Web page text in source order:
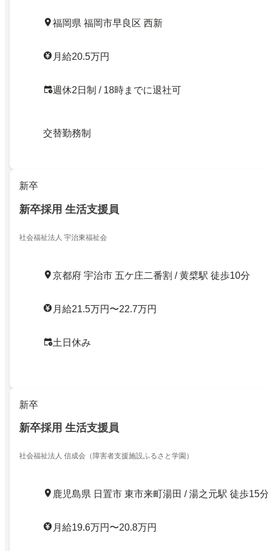
福岡県 福岡市早良区 西新
月給20.5万円
週休2日制 / 18時までに退社可
交替勤務制
新卒
新卒採用 生活支援員
社会福祉法人 宇治東福祉会
京都府 宇治市 五ケ庄二番割 / 黄檗駅 徒歩10分
月給21.5万円〜22.7万円
土日休み
新卒
新卒採用 生活支援員
社会福祉法人 信成会（障害者支援施設ふるさと学園）
鹿児島県 日置市 東市来町湯田 / 湯之元駅 徒歩15
月給19.6万円〜20.8万円